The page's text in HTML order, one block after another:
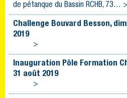
de pétanque du Bassin RCHB, 73… >
Challenge Bouvard Besson,
2019
>
Inauguration Pôle Formation
31 août 2019
>